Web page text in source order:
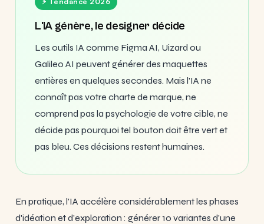
L'IA génère, le designer décide
Les outils IA comme Figma AI, Uizard ou
Galileo AI peuvent générer des maquettes
entières en quelques secondes. Mais l'IA ne
connaît pas votre charte de marque, ne
comprend pas la psychologie de votre cible, ne
décide pas pourquoi tel bouton doit être vert et
pas bleu. Ces décisions restent humaines.
En pratique, l'IA accélère considérablement les phases
d'idéation et d'exploration : générer 10 variantes d'une